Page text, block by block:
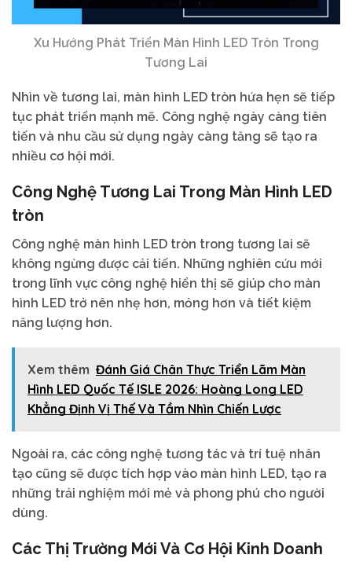
Xu Hướng Phát Triển Màn Hình LED Tròn Trong
Tương Lai
Nhìn về tương lai, màn hình LED tròn hứa hẹn sẽ tiếp
tục phát triển mạnh mẽ. Công nghệ ngày càng tiên
tiến và nhu cầu sử dụng ngày càng tăng sẽ tạo ra
nhiều cơ hội mới.
Công Nghệ Tương Lai Trong Màn Hình LED
tròn
Công nghệ màn hình LED tròn trong tương lai sẽ
không ngừng được cải tiến. Những nghiên cứu mới
trong lĩnh vực công nghệ hiển thị sẽ giúp cho màn
hình LED trở nên nhẹ hơn, mỏng hơn và tiết kiệm
năng lượng hơn.
Xem thêm Đánh Giá Chân Thực Triển Lãm Màn
Hình LED Quốc Tế ISLE 2026: Hoàng Long LED
Khẳng Định Vị Thế Và Tầm Nhìn Chiến Lược
Ngoài ra, các công nghệ tương tác và trí tuệ nhân
tạo cũng sẽ được tích hợp vào màn hình LED, tạo ra
những trải nghiệm mới mẻ và phong phú cho người
dùng.
Các Thị Trường Mới Và Cơ Hội Kinh Doanh